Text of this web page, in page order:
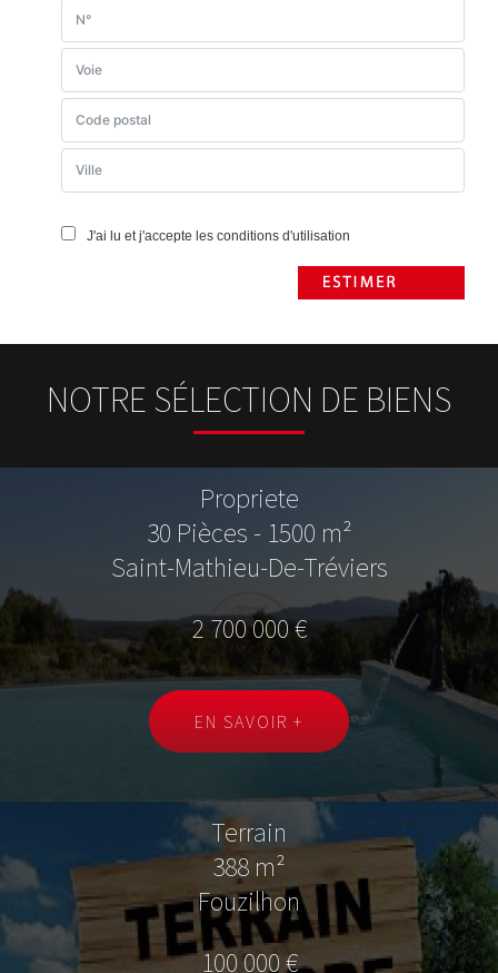
J'ai lu et j'accepte les conditions d'utilisation
NOTRE SÉLECTION DE BIENS
Propriete
30 Pièces - 1500 m²
Saint-Mathieu-De-Tréviers
2 700 000 €
EN SAVOIR +
Terrain
388 m²
Fouzilhon
100 000 €